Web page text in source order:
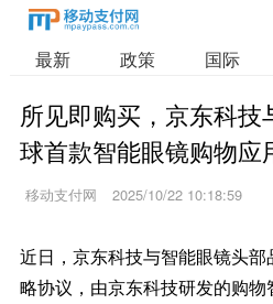
最新 政策 国际
所见即购买，京东科
球首款智能眼镜购物应
移动支付网 2025/10/22 10:18:59
近日，京东科技与智能眼镜头
略协议，由京东科技研发的购